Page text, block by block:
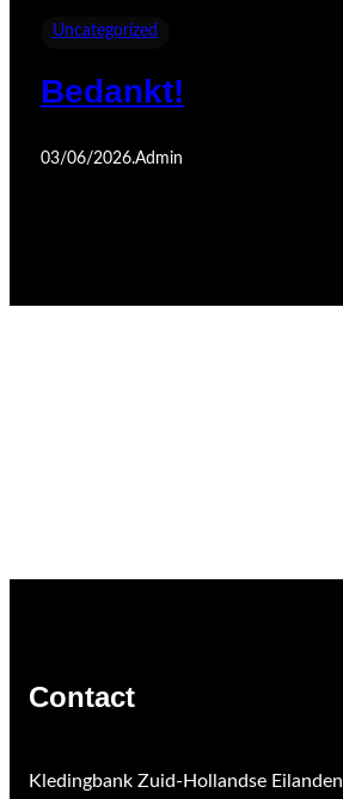
Uncategorized
Bedankt!
03/06/2026.Admin
Contact
Kledingbank Zuid-Hollandse Eilanden